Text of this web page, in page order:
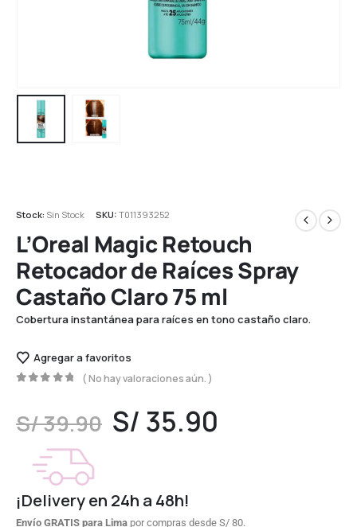
Stock: Sin Stock SKU:T011393252
L’Oreal Magic Retouch
Retocador de Raíces Spray
Castaño Claro 75 ml
Cobertura instantánea para raíces en tono castaño claro.
Agregar a favoritos
( No hay valoraciones aún. )
S/39.90 S/ 35.90
¡Delivery en 24h a 48h!
Envío GRATIS para Lima por compras desde S/ 80.